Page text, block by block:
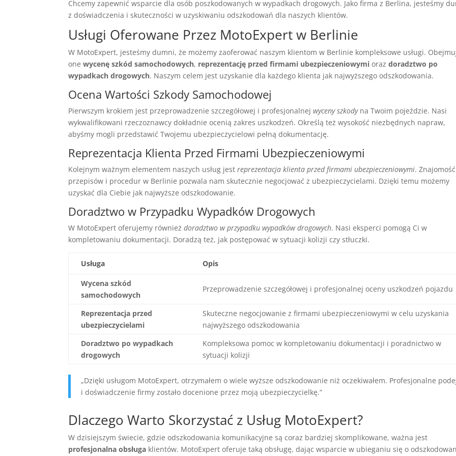
Chcemy zapewnić wsparcie dla osób poszkodowanych w wypadkach drogowych. Jako firma z Berlina, jesteśmy
z doświadczenia i skuteczności w uzyskiwaniu odszkodowań dla naszych klientów.
Usługi Oferowane Przez MotoExpert w Berlinie
W MotoExpert, jesteśmy dumni, że możemy zaoferować naszym klientom w Berlinie kompleksowe usługi.
onewycenę szkód samochodowych, reprezentację przed firmami ubezpieczeniowymi orazdoradztwo po
wypadkach drogowych. Naszym celem jest uzyskanie dla każdego klienta jak najwyższego odszkodowania.
Ocena Wartości Szkody Samochodowej
Pierwszym krokiem jest przeprowadzenie szczegółowej i profesjonalnejwyceny szkodyna Twoim pojeździe. Nasi
wykwalifikowani rzeczoznawcy dokładnie ocenią zakres uszkodzeń. Określą też wysokość niezbędnych napraw,
abyśmy mogli przedstawić Twojemu ubezpieczycielowi pełną dokumentację.
Reprezentacja Klienta Przed Firmami Ubezpieczeniowymi
Kolejnym ważnym elementem naszych usług jestreprezentacja klienta przed firmami ubezpieczeniowymi. Znajomość
przepisów i procedur w Berlinie pozwala nam skutecznie negocjować z ubezpieczycielami. Dzięki temu możemy
uzyskać dla Ciebie jak najwyższe odszkodowanie.
Doradztwo w Przypadku Wypadków Drogowych
W MotoExpert oferujemy równieżdoradztwo w przypadku wypadków drogowych. Nasi eksperci pomogą Ci w
kompletowaniu dokumentacji. Doradzą też, jak postępować w sytuacji kolizji czy stłuczki.
Usługa Opis
Wycena szkód
samochodowych
Przeprowadzenie szczegółowej i profesjonalnej oceny uszkodzeń pojazdu
Reprezentacja przed
ubezpieczycielami
Skuteczne negocjowanie z firmami ubezpieczeniowymi w celu uzyskania
najwyższego odszkodowania
Doradztwo po wypadkach
drogowych
Kompleksowa pomoc w kompletowaniu dokumentacji i poradnictwo w
sytuacji kolizji
„Dzięki usługom MotoExpert, otrzymałem o wiele wyższe odszkodowanie niż oczekiwałem. Profesjonalne
i doświadczenie firmy zostało docenione przez moją ubezpieczycielkę.”
Dlaczego Warto Skorzystać z Usług MotoExpert?
W dzisiejszym świecie, gdzie odszkodowania komunikacyjne są coraz bardziej skomplikowane, ważna jest
profesjonalna obsługa klientów. MotoExpert oferuje taką obsługę, dając wsparcie w ubieganiu się o